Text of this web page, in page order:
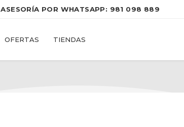
ASESORÍA POR WHATSAPP: 981 098 889
OFERTAS TIENDAS